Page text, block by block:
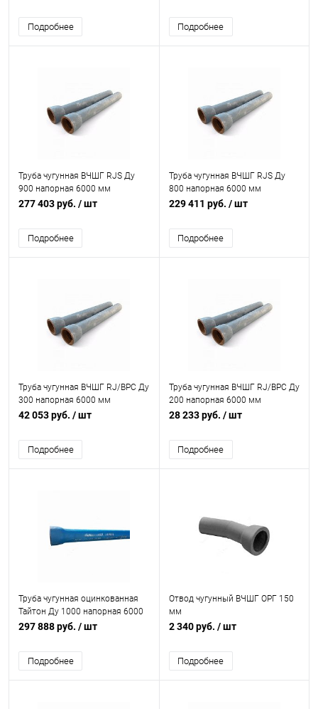
Подробнее Подробнее
Труба чугунная ВЧШГ RJS Ду
900 напорная 6000 мм
раструбная с ВГЦ б/к с нар. лак.
277 403 руб. / шт
Подробнее
Труба чугунная ВЧШГ RJS Ду
800 напорная 6000 мм
раструбная с ЦПП б/к с нар. лак.
229 411 руб. / шт
Подробнее
Труба чугунная ВЧШГ RJ/ВРС Ду
300 напорная 6000 мм
раструбная с ЦПП б/к с нар. лак.
42 053 руб. / шт
Подробнее
Труба чугунная ВЧШГ RJ/ВРС Ду
200 напорная 6000 мм
раструбная с ВГЦ б/к с нар. лак.
28 233 руб. / шт
Подробнее
Труба чугунная оцинкованная
Тайтон Ду 1000 напорная 6000
мм раструбная с ВГЦ б/к с нар.
покрытием Свободный Сокол
297 888 руб. / шт
Подробнее
Отвод чугунный ВЧШГ ОРГ 150
мм
2 340 руб. / шт
Подробнее